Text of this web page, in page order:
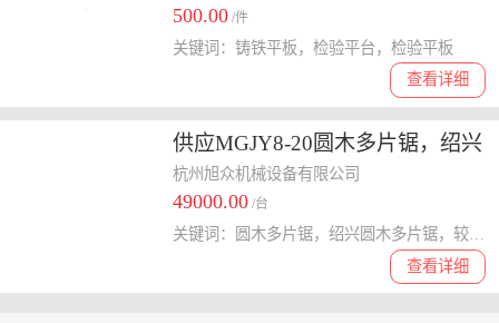
500.00 /件
查看详细
关键词：铸铁平板，检验平台，检验平板
供应MGJY8-20圆木多片锯，绍兴
圆木多片锯，较新款圆木多片锯
价格
杭州旭众机械设备有限公司
49000.00 /台
查看详细
关键词：圆木多片锯，绍兴圆木多片锯，较新款圆木多片锯价格，绍兴较新款MGJY8-20圆木多片锯价格